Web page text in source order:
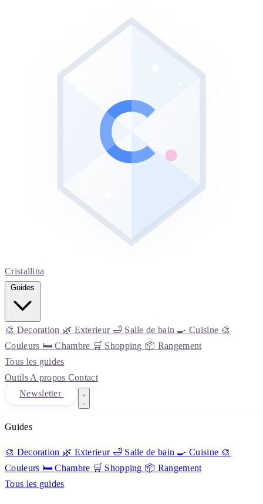
Cristallina
🎨 Decoration 🌿 Exterieur 🛁 Salle de bain 🍳 Cuisine 🎨
Couleurs 🛏️ Chambre 🛒 Shopping 📦 Rangement
Tous les guides
Outils A propos Contact
Newsletter
Guides
🎨 Decoration 🌿 Exterieur 🛁 Salle de bain 🍳 Cuisine 🎨
Couleurs 🛏️ Chambre 🛒 Shopping 📦 Rangement
Tous les guides